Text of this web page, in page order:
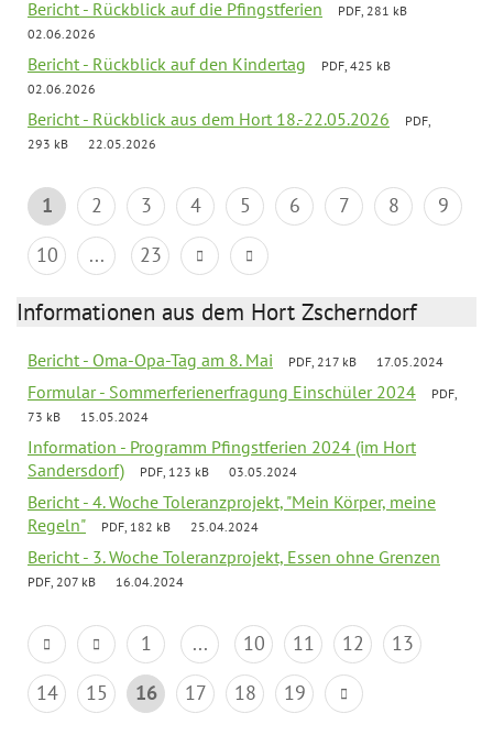
Bericht - Rückblick auf die Pfingstferien
PDF, 281 kB
02.06.2026
Bericht - Rückblick auf den Kindertag
PDF, 425 kB
02.06.2026
Bericht - Rückblick aus dem Hort 18.-22.05.2026
PDF,
293 kB
22.05.2026
1 2 3 4 5 6 7 8
9
10
... 23
Informationen aus dem Hort Zscherndorf
Bericht - Oma-Opa-Tag am 8. Mai PDF, 217 kB 17.05.2024
Formular - Sommerferienerfragung Einschüler 2024
PDF,
73 kB
15.05.2024
Information - Programm Pfingstferien 2024 (im Hort
Sandersdorf)
PDF, 123 kB 03.05.2024
Bericht - 4. Woche Toleranzprojekt, "Mein Körper, meine
Regeln"
PDF, 182 kB 25.04.2024
Bericht - 3. Woche Toleranzprojekt, Essen ohne Grenzen
PDF, 207 kB 16.04.2024
1 ... 10 11 12
13
14
15 16 17 18 19